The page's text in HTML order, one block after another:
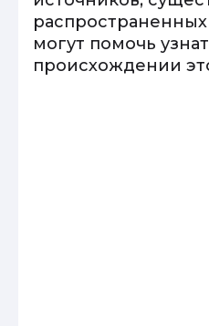
могут помочь
происхождении